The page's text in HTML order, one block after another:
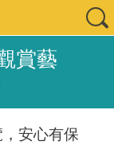
賞藝
安心有保